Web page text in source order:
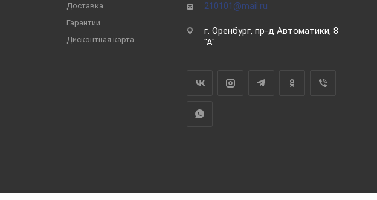
Доставка
Гарантии
Дисконтная карта
210101@mail.ru
г. Оренбург, пр-д Автоматики, 8
"А"